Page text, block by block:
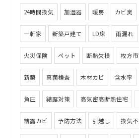
24時間換気 加湿器 暖房 カビ臭
一軒家 新築戸建て LD床 雨漏れ
火災保険 ペット 断熱欠損 枚方市
新築 真菌検査 木材カビ 含水率
負圧 結露対策 高気密高断熱住宅
結露カビ 予防方法 引越し 換気